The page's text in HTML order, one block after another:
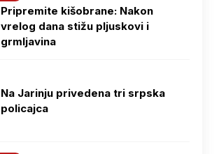
Pripremite kišobrane: Nakon
vrelog dana stižu pljuskovi i
grmljavina
Na Јarinju privedena tri srpska
policajca